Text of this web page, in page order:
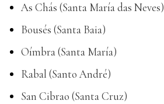
As Chás (Santa María das Neves)
Bousés (Santa Baia)
Oímbra (Santa María)
Rabal (Santo André)
San Cibrao (Santa Cruz)